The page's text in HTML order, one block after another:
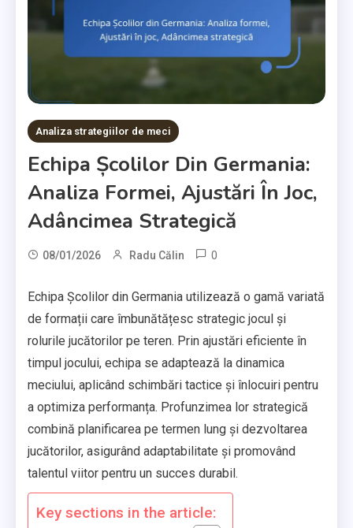
Analiza strategiilor de meci
Echipa Școlilor Din Germania:
Analiza Formei, Ajustări În Joc,
Adâncimea Strategică
08/01/2026 Radu Călin 0
Echipa Școlilor din Germania utilizează o gamă variată
de formații care îmbunătățesc strategic jocul și
rolurile jucătorilor pe teren. Prin ajustări eficiente în
timpul jocului, echipa se adaptează la dinamica
meciului, aplicând schimbări tactice și înlocuiri pentru
a optimiza performanța. Profunzimea lor strategică
combină planificarea pe termen lung și dezvoltarea
jucătorilor, asigurând adaptabilitate și promovând
talentul viitor pentru un succes durabil.
Key sections in the article: